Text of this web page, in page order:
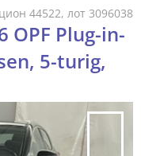
44522, лот 3096038
OPF Plug-in-
5-turig,